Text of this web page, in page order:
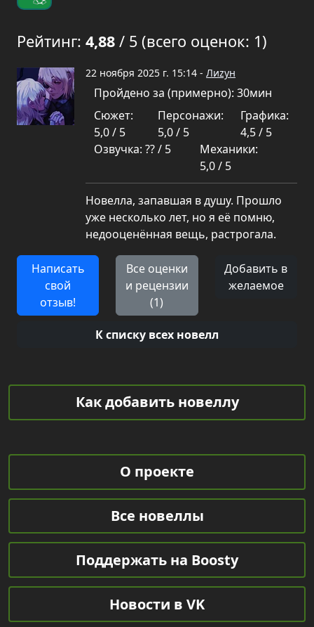
Рейтинг: 4,88 / 5 (всего оценок: 1)
22 ноября 2025 г. 15:14 - Лиzун
Пройдено за (примерно): 30мин
Сюжет:
5,0 / 5
Персонажи:
5,0 / 5
Графика:
4,5 / 5
Озвучка: ?? / 5
Механики:
5,0 / 5
Новелла, запавшая в душу. Прошло
уже несколько лет, но я её помню,
недооценённая вещь, растрогала.
Написать
свой
отзыв!
Все оценки
и рецензии
(1)
Добавить в
желаемое
К списку всех новелл
Как добавить новеллу
О проекте
Все новеллы
Поддержать на Boosty
Новости в VK